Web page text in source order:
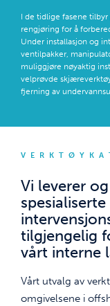
I de tidlige fasene
rengjøring for å
Under installasjon og
ventilpakker,
muliggjøre nøyaktig
velprøvde
fjerning av
Vi leverer
spesialiserte
tilgjengelig
vårt interne
Vårt utvalg av
omgivelsene i